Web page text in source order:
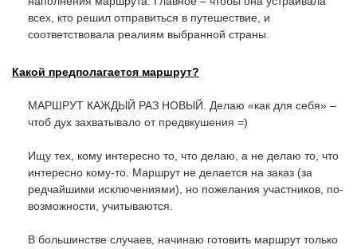
всех, кто решил отправиться в путешествие, и
соответствовала реалиям выбранной страны.
Какой предполагается маршрут?
МАРШРУТ КАЖДЫЙ РАЗ НОВЫЙ. Делаю «как для себя» –
чтоб дух захватывало от предвкушения =)
Ищу тех, кому интересно то, что делаю, а не делаю то, что
интересно кому-то. Маршрут не делается на заказ (за
редчайшими исключениями), но пожелания участников, по-
возможности, учитываются.
В большинстве случаев, начинаю готовить маршрут только